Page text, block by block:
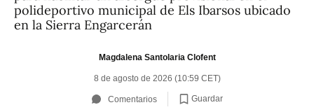
polideportivo municipal de Els Ibarsos ubicado
en la Sierra Engarcerán
Magdalena Santolaria Clofent
8 de agosto de 2026 (10:59 CET)
Comentarios Guardar